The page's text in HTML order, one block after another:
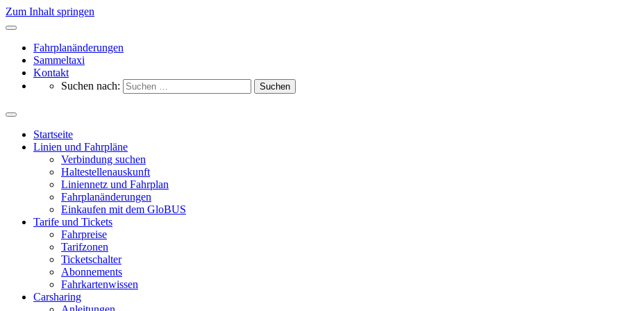
Zum Inhalt springen
Fahrplanänderungen
Sammeltaxi
Kontakt
Suchen nach:
Startseite
Linien und Fahrpläne
Verbindung suchen
Haltestellenauskunft
Liniennetz und Fahrplan
Fahrplanänderungen
Einkaufen mit dem GloBUS
Tarife und Tickets
Fahrpreise
Tarifzonen
Ticketschalter
Abonnements
Fahrkartenwissen
Carsharing